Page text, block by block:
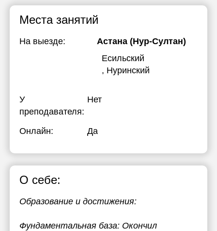
Места занятий
На выезде:
Астана (Нур-Султан)
Есильский
, Нуринский
У
преподавателя:
Нет
Онлайн: Да
О себе:
Образование и достижения:
Фундаментальная база: Окончил